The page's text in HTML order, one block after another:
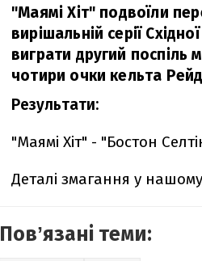
"Маямі Хіт" подвоїли
вирішальній серії
виграти другий поспіль
чотири очки кельта
Результати:
"Маямі Хіт" - "Бостон
Деталі змагання у
Повʼязані теми: